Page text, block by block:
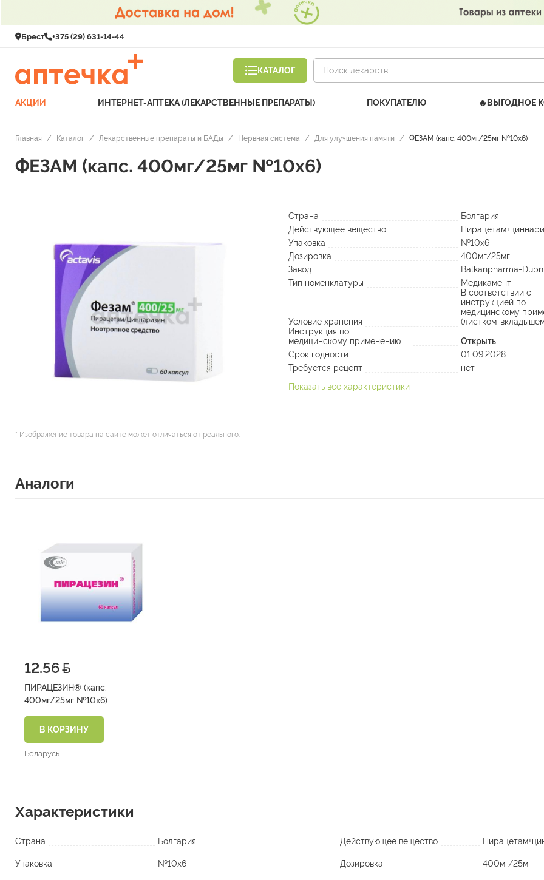
Брест +375 (29) 631-14-44
КАТАЛОГ
АКЦИИ ИНТЕРНЕТ-АПТЕКА (ЛЕКАРСТВЕННЫЕ ПРЕПАРАТЫ) ПОКУПАТЕЛЮ 🔥ВЫГОДНОЕ
Главная / Каталог / Лекарственные препараты и БАДы / Нервная система / Для улучшения памяти / ФЕЗАМ (капс. 400мг/25мг №10х6)
ФЕЗАМ (капс. 400мг/25мг №10х6)
* Изображение товара на сайте может отличаться от реального.
Страна
Болгария
Действующее вещество
Упаковка
№10х6
Дозировка
400мг/25мг
Завод
Balkanpharma-
Тип номенклатуры
Медикамент
Условие хранения
В соответствии с
инструкцией по
медицинскому
(листком-
Инструкция по
медицинскому применению
Открыть
Срок годности
01.09.2028
Требуется рецепт
нет
Показать все характеристики
Аналоги
12.56
ПИРАЦЕЗИН® (капс.
400мг/25мг №10х6)
В КОРЗИНУ
Беларусь
Характеристики
Страна Болгария Действующее вещество
Упаковка №10х6 Дозировка 400мг/25мг